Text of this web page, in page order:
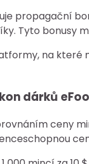
propagační
Tyto bonusy
na které
dárků
ceny